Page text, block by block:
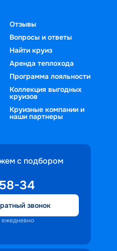
Отзывы
Вопросы и ответы
Найти круиз
Аренда теплохода
Программа лояльности
Коллекция выгодных
круизов
Круизные компании и
наши партнеры
с подбором
34
звонок